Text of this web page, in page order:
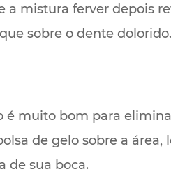
a mistura ferver depois
sobre o dente dolorido.
é muito bom para
de gelo sobre a
de sua boca.